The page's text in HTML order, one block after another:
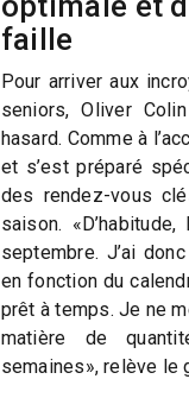
faille
Pour arriver aux
seniors, Oliver
hasard. Comme à
et s’est préparé
des rendez-vous
saison.
septembre. J’ai
en fonction du
prêt à temps. Je ne
matière de
semaines», relève le